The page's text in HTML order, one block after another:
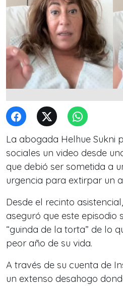
La abogada Helhue Sukni
sociales un video desde
que debió ser sometida a
urgencia para extirpar un
Desde el recinto
aseguró que este episodio
“guinda de la torta” de lo
peor año de su vida.
A través de su cuenta de
un extenso desahogo